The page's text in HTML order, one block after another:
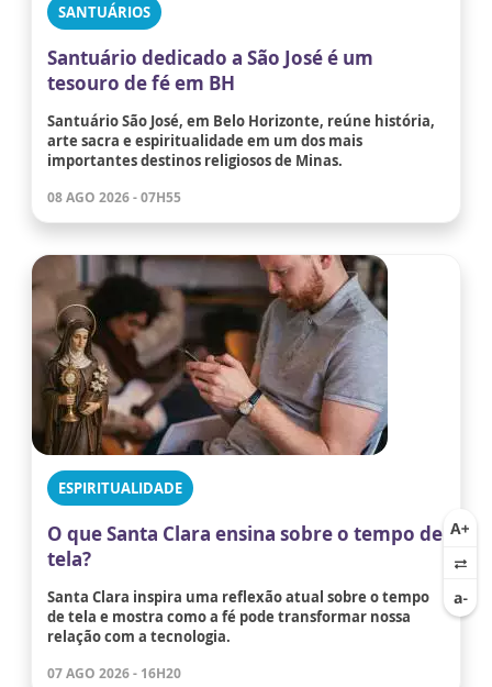
SANTUÁRIOS
Santuário dedicado a São José é um
tesouro de fé em BH
Santuário São José, em Belo Horizonte, reúne história,
arte sacra e espiritualidade em um dos mais
importantes destinos religiosos de Minas.
08 AGO 2026 - 07H55
ESPIRITUALIDADE
O que Santa Clara ensina sobre o tempo de
tela?
Santa Clara inspira uma reflexão atual sobre o tempo
de tela e mostra como a fé pode transformar nossa
relação com a tecnologia.
07 AGO 2026 - 16H20